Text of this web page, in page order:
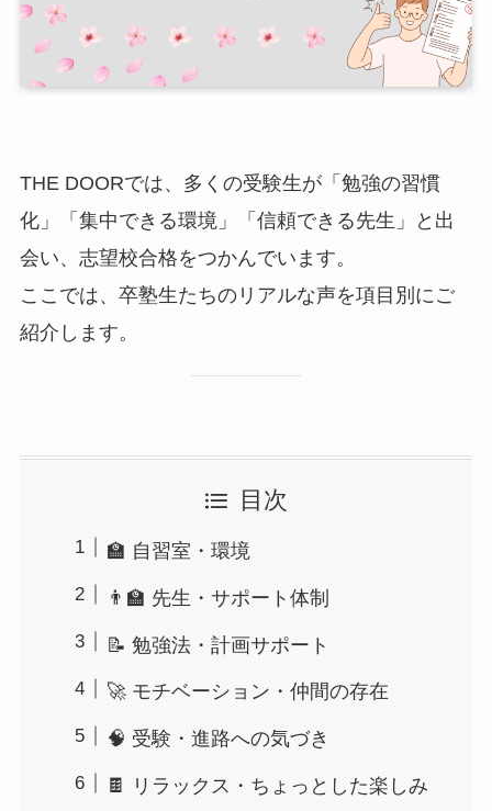
THE DOORでは、多くの受験生が「勉強の習慣
化」「集中できる環境」「信頼できる先生」と出
会い、志望校合格をつかんでいます。
ここでは、卒塾生たちのリアルな声を項目別にご
紹介します。
目次
🏫 自習室・環境
👨‍🏫 先生・サポート体制
📝 勉強法・計画サポート
🚀 モチベーション・仲間の存在
🧠 受験・進路への気づき
🍫 リラックス・ちょっとした楽しみ